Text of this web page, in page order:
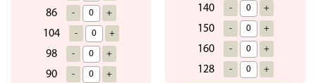
86 - +
104 - +
98 - +
90 - +
140 - +
150 - +
160 - +
128 - +